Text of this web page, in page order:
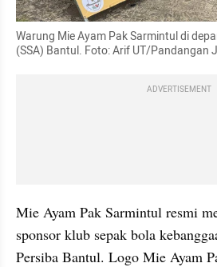
Warung Mie Ayam Pak Sarmintul di
(SSA) Bantul. Foto: Arif UT/Pandangan
ADVERTISEMENT
Mie Ayam Pak Sarmintul resmi
sponsor klub sepak bola
Persiba Bantul. Logo Mie Ayam